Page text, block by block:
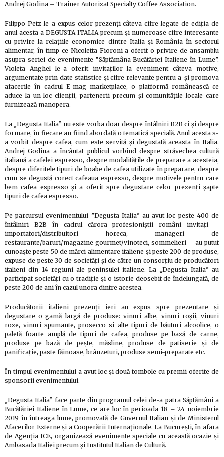
Andrej Godina – Trainer Autorizat Specialty Coffee Association.
Filippo Petz le-a expus celor prezenți câteva cifre legate de ediția de
anul acesta a DEGUSTA ITALIA precum și numeroase cifre interesante
cu privire la relațiile economice dintre Italia și România în sectorul
alimentar, în timp ce Nicoletta Fioroni a oferit o privire de ansamblu
asupra seriei de evenimente “Săptămâna Bucătăriei Italiene în Lume”.
Violeta Anghel le-a oferit invitaților la eveniment câteva motive,
argumentate prin date statistice și cifre relevante pentru a-și promova
afacerile în cadrul E-mag marketplace, o platformă românească ce
aduce la un loc clienții, partenerii precum și comunitățile locale care
furnizează manopera.
La „Degusta Italia” nu este vorba doar despre întâlniri B2B ci și despre
formare, în fiecare an fiind abordată o tematică specială. Anul acesta s-
a vorbit despre cafea, cum este servită și degustată aceasta în Italia.
Andrej Godina a încântat publicul vorbind despre străvechea cultură
italiană a cafelei espresso, despre modalitățile de preparare a acesteia,
despre diferitele tipuri de boabe de cafea utilizate în preparare, despre
cum se degustă corect cafeaua espresso, despre motivele pentru care
bem cafea espresso și a oferit spre degustare celor prezenți șapte
tipuri de cafea espresso.
Pe parcursul evenimentului ”Degusta Italia” au avut loc peste 400 de
întâlniri B2B în cadrul cărora profesioniștii români invitați –
importatori/distribuitori horeca, manageri de
restaurante/baruri/magazine gourmet/vinoteci, sommelieri – au putut
cunoaște peste 50 de mărci alimentare italiene și peste 200 de produse,
expuse de peste 30 de societăți și de către un consorțiu de producători
italieni din 14 regiuni ale peninsulei italiene. La „Degusta Italia” au
participat societăți cu o tradiție și o istorie deosebit de îndelungată, de
peste 200 de ani în cazul unora dintre acestea.
Producătorii italieni prezenți ieri au expus spre prezentare și
degustare o gamă largă de produse: vinuri albe, vinuri roșii, vinuri
roze, vinuri spumante, prosecco si alte tipuri de băuturi alcoolice, o
paletă foarte amplă de tipuri de cafea, produse pe bază de carne,
produse pe bază de pește, măsline, produse de patiserie și de
panificație, paste făinoase, brânzeturi, produse semi-preparate etc.
În timpul evenimentului a avut loc și două tombole cu premii oferite de
sponsorii evenimentului.
„Degusta Italia” face parte din programul celei de-a patra Săptămâni a
Bucătăriei Italiene în Lume, ce are loc în perioada 18 – 24 noiembrie
2019 în întreaga lume, promovată de Guvernul Italian și de Ministerul
Afacerilor Externe și a Cooperării Internaționale. La București, în afara
de Agenția ICE, organizează evenimente speciale cu această ocazie și
Ambasada Italiei precum și Institutul Italian de Cultură.